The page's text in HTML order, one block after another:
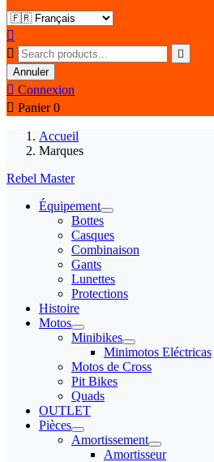



Annuler
 Connexion
 Panier 0
Accueil
Marques
Rebel Master
Équipement
Bottes
Casques
Combinaison
Gants
Lunettes
Protections
Histoire
Motos
Minibikes
Minimotos Eléctricas
Motos de Cross
Pit Bikes
Quads
OUTLET
Pièces
Amortissement
Amortisseur